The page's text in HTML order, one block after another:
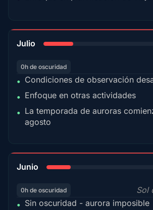
Julio
0h de oscuridad
• Condiciones de observación
• Enfoque en otras actividades
• La temporada de auroras
agosto
Junio
0h de oscuridad
Sol
• Sin oscuridad - aurora imposible